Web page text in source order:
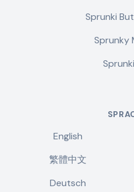
Sprunki
Sprunky
English
繁體中文
Deutsch